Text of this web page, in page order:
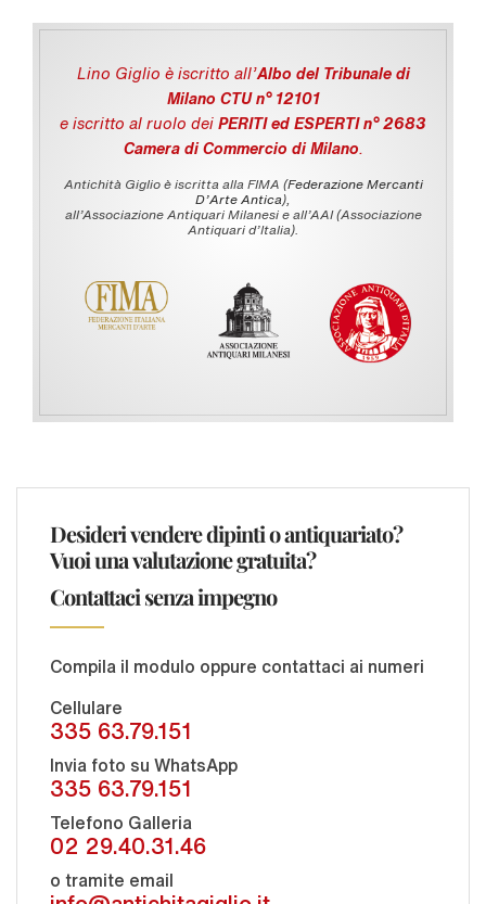
Lino Giglio è iscritto all'Albo del Tribunale di
Milano CTU n° 12101
e iscritto al ruolo dei PERITI ed ESPERTI n° 2683
Camera di Commercio di Milano.
Antichità Giglio è iscritta alla FIMA (Federazione Mercanti
D'Arte Antica),
all’Associazione Antiquari Milanesi e all’AAI (Associazione
Antiquari d’Italia).
Desideri vendere dipinti o antiquariato?
Vuoi una valutazione gratuita?
Contattaci senza impegno
Compila il modulo oppure contattaci ai numeri
Cellulare
335 63.79.151
Invia foto su WhatsApp
335 63.79.151
Telefono Galleria
02 29.40.31.46
o tramite email